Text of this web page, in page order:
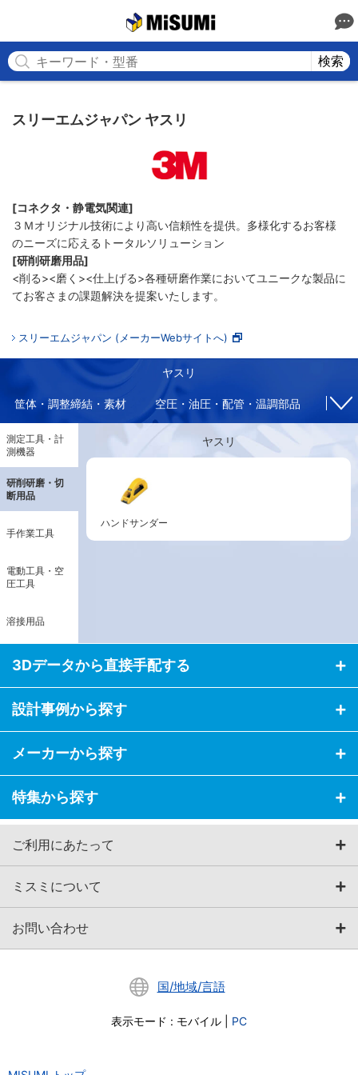
検索
スリーエムジャパン ヤスリ
[コネクタ・静電気関連]
３Ｍオリジナル技術により高い信頼性を提供。多様化するお客様
のニーズに応えるトータルソリューション
[研削研磨用品]
<削る><磨く><仕上げる>各種研磨作業においてユニークな製品に
てお客さまの課題解決を提案いたします。
スリーエムジャパン (メーカーWebサイトへ)
ヤスリ
筐体・調整締結・素材 空圧・油圧・配管・温調部品 電気
測定工具・計
測機器
研削研磨・切
断用品
手作業工具
電動工具・空
圧工具
溶接用品
ヤスリ
ハンドサンダー
3Dデータから直接手配する
設計事例から探す
メーカーから探す
特集から探す
ご利用にあたって
ミスミについて
お問い合わせ
国/地域/言語
表示モード : モバイル PC